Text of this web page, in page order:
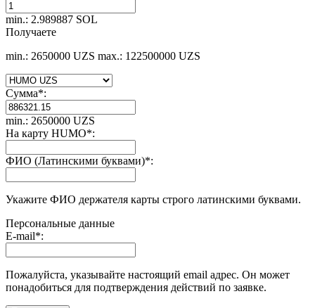
min.: 2.989887 SOL
Получаете
min.: 2650000 UZS max.: 122500000 UZS
Сумма*:
min.: 2650000 UZS
На карту HUMO*:
ФИО (Латинскими буквами)*:
Укажите ФИО держателя карты строго латинскими буквами.
Персональные данные
E-mail*:
Пожалуйста, указывайте настоящий email адрес. Он может
понадобиться для подтверждения действий по заявке.